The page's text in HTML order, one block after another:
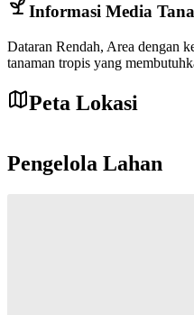
Informasi Media
Dataran Rendah, Area dengan
tanaman tropis yang
Peta Lokasi
+
Pengelola Lahan